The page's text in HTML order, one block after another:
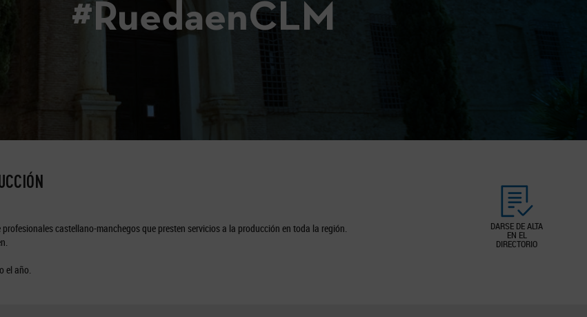
#RuedaenCLM
DARSE DE ALTA
EN EL
DIRECTORIO
castellano-manchegos que presten servicios a la producción en toda la región.
el año.